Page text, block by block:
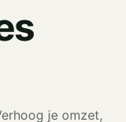
je omzet,